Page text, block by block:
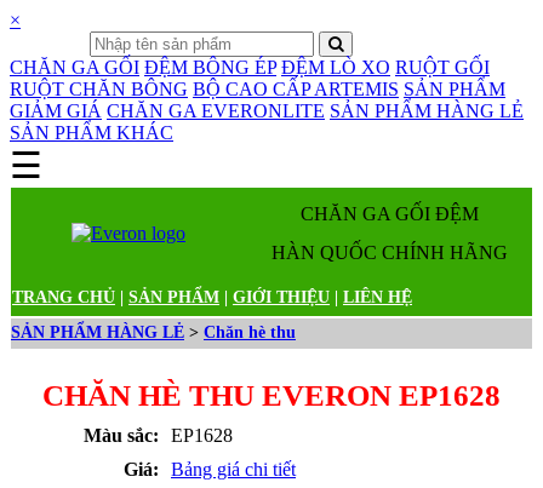
×
CHĂN GA GỐI ĐỆM BÔNG ÉP ĐỆM LÒ XO RUỘT GỐI
RUỘT CHĂN BÔNG BỘ CAO CẤP ARTEMIS SẢN PHẨM
GIẢM GIÁ CHĂN GA EVERONLITE SẢN PHẨM HÀNG LẺ
SẢN PHẨM KHÁC
☰
CHĂN GA GỐI ĐỆM
HÀN QUỐC CHÍNH HÃNG
TRANG CHỦ SẢN PHẨM GIỚI THIỆU
LIÊN HỆ
SẢN PHẨM HÀNG LẺ > Chăn hè thu
CHĂN HÈ THU EVERON EP1628
Màu sắc:
EP1628
Giá:
Bảng giá chi tiết